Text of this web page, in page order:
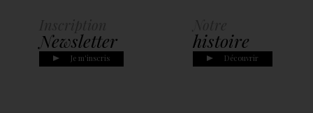
histoire
Découvrir
Pratiques
En savoir plus